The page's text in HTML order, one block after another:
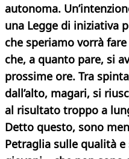
autonoma.
una Legge di iniziativa
che speriamo vorrà
che, a quanto pare, si
prossime ore. Tra
dall’alto, magari, si
al risultato troppo a
Detto questo, sono
Petraglia sulle qualità